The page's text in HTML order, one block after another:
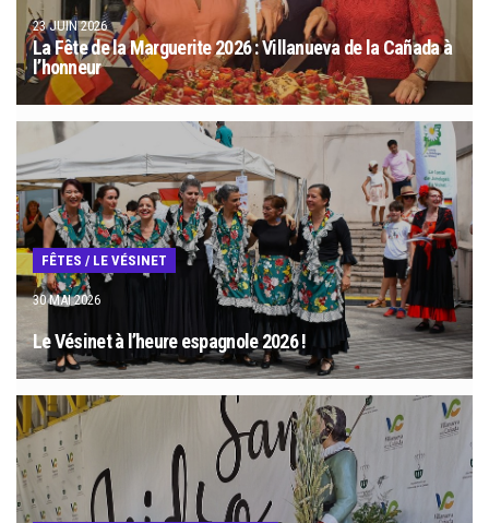
23 JUIN 2026
La Fête de la Marguerite 2026 : Villanueva de la Cañada à
l’honneur
FÊTES / LE VÉSINET
30 MAI 2026
Le Vésinet à l’heure espagnole 2026 !